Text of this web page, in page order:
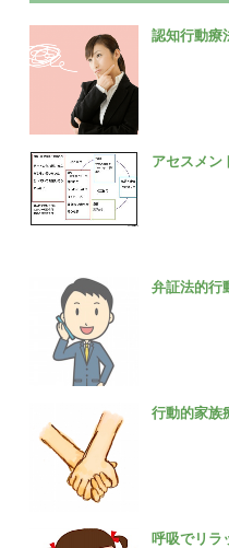
認知行動療
アセスメン
弁証法的行
行動的家族
呼吸でリラ